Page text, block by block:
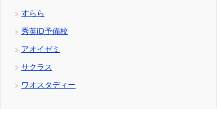
すらら
秀英iD予備校
アオイゼミ
サクラス
ワオスタディー